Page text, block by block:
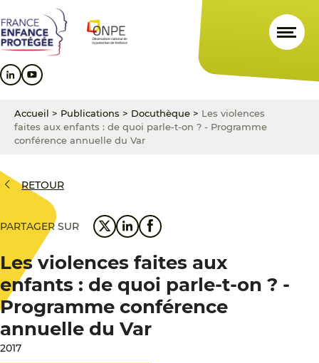
au
contenu
principal
au
menu
principal
au
pied
de
Accueil > Publications > Docuthèque > Les violences
faites aux enfants : de quoi parle-t-on ? - Programme
conférence annuelle du Var
RETOUR
PARTAGER SUR
Les violences faites aux
enfants : de quoi parle-t-on ? -
Programme conférence
annuelle du Var
2017